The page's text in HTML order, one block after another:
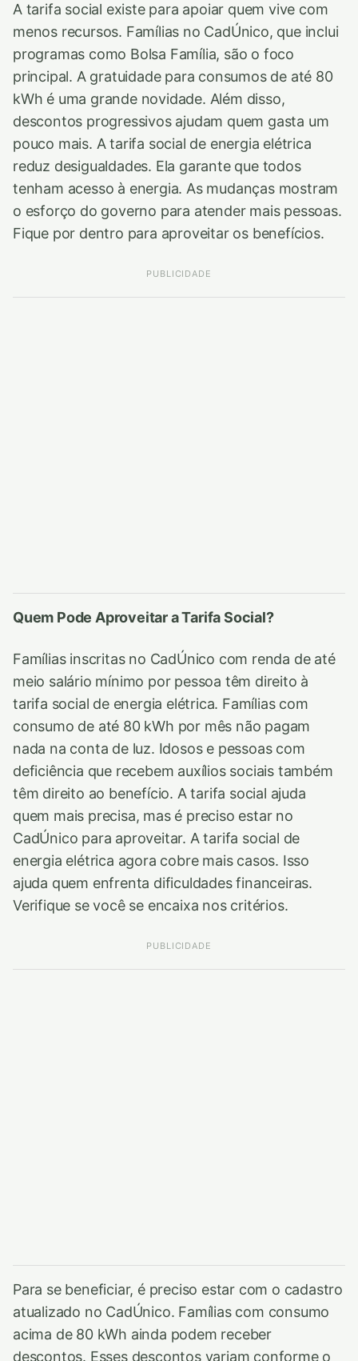
A tarifa social existe para apoiar quem vive com
menos recursos. Famílias no CadÚnico, que inclui
programas como Bolsa Família, são o foco
principal. A gratuidade para consumos de até 80
kWh é uma grande novidade. Além disso,
descontos progressivos ajudam quem gasta um
pouco mais. A tarifa social de energia elétrica
reduz desigualdades. Ela garante que todos
tenham acesso à energia. As mudanças mostram
o esforço do governo para atender mais pessoas.
Fique por dentro para aproveitar os benefícios.
PUBLICIDADE
Quem Pode Aproveitar a Tarifa Social?
Famílias inscritas no CadÚnico com renda de até
meio salário mínimo por pessoa têm direito à
tarifa social de energia elétrica. Famílias com
consumo de até 80 kWh por mês não pagam
nada na conta de luz. Idosos e pessoas com
deficiência que recebem auxílios sociais também
têm direito ao benefício. A tarifa social ajuda
quem mais precisa, mas é preciso estar no
CadÚnico para aproveitar. A tarifa social de
energia elétrica agora cobre mais casos. Isso
ajuda quem enfrenta dificuldades financeiras.
Verifique se você se encaixa nos critérios.
PUBLICIDADE
Para se beneficiar, é preciso estar com o cadastro
atualizado no CadÚnico. Famílias com consumo
acima de 80 kWh ainda podem receber
descontos. Esses descontos variam conforme o